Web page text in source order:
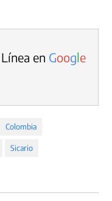
en Google
Colombia
Sicario